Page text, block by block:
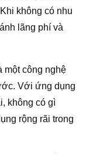
không có nhu
lãng phí và
một công nghệ
Với ứng dụng
không có gì
rộng rãi trong